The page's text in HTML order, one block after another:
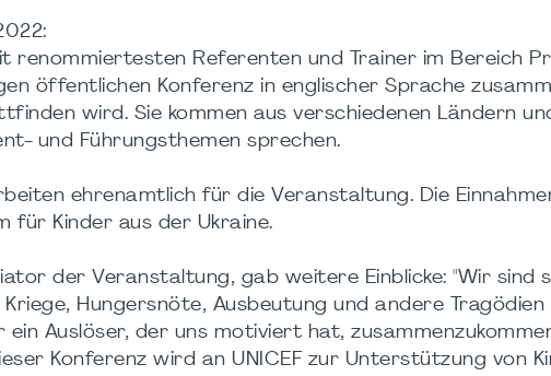
renommiertesten Referenten und Trainer im Bereich
öffentlichen Konferenz in englischer Sprache
wird. Sie kommen aus verschiedenen Ländern
und Führungsthemen sprechen.
ehrenamtlich für die Veranstaltung. Die
für Kinder aus der Ukraine.
der Veranstaltung, gab weitere Einblicke: "Wir sind
Kriege, Hungersnöte, Ausbeutung und andere
ein Auslöser, der uns motiviert hat,
Konferenz wird an UNICEF zur Unterstützung von